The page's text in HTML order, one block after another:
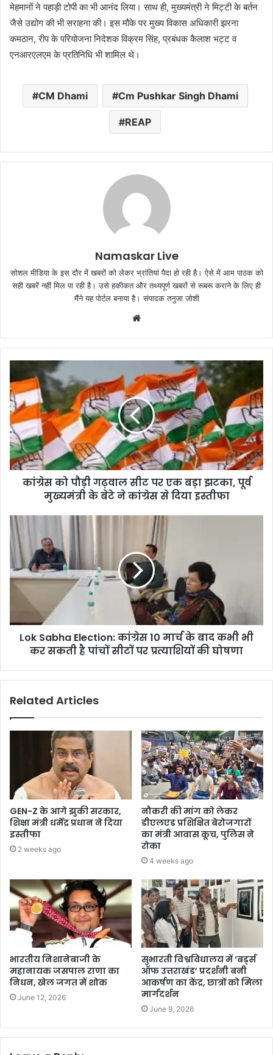
मेहमानों ने पहाड़ी टोपी का भी आनंद लिया। साथ ही, मुख्यमंत्री ने मिट्टी के बर्तन
जैसे उद्योग की भी सराहना की। इस मौके पर मुख्य विकास अधिकारी झरना
कमठान, रीप के परियोजना निदेशक विक्रम सिंह, प्रबंधक कैलाश भट्ट व
एनआरएलएम के प्रतिनिधि भी शामिल थे।
CM Dhami Cm Pushkar Singh Dhami
REAP
Namaskar Live
सोशल मीडिया के इस दौर में खबरों को लेकर भ्रांतियां पैदा हो रही है। ऐसे में आम पाठक को
सही खबरें नहीं मिल पा रही है। उसे हकीकत और तथ्यपूर्ण खबरों से रूबरू कराने के लिए ही
मैंने यह पोर्टल बनाया है। संपादक तनुजा जोशी
b
s
i
t
e
कांग्रेस को पौड़ी गढ़वाल सीट पर एक बड़ा झटका, पूर्व
मुख्यमंत्री के बेटे ने कांग्रेस से दिया इस्तीफा
Lok Sabha Election: कांग्रेस 10 मार्च के बाद कभी भी
कर सकती है पांचों सीटों पर प्रत्याशियों की घोषणा
Related Articles
GEN-Z के आगे झुकी सरकार,
शिक्षा मंत्री धर्मेंद्र प्रधान ने दिया
इस्तीफा
2 weeks ago
नौकरी की मांग को लेकर
डीएलएड प्रशिक्षित बेरोजगारों
का मंत्री आवास कूच, पुलिस ने
रोका
4 weeks ago
भारतीय निशानेबाजी के
महानायक जसपाल राणा का
निधन, खेल जगत में शोक
June 12, 2026
सुभारती विश्वविधालय में ‘बर्ड्स
ऑफ उत्तराखंड’ प्रदर्शनी बनी
आकर्षण का केंद्र, छात्रों को मिला
मार्गदर्शन
June 9, 2026